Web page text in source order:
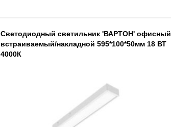
Светодиодный светильник 'ВАРТОН' офисный
встраиваемый/накладной 595*100*50мм 18 ВТ
4000К